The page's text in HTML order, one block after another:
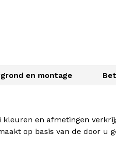
en montage
en afmetingen
op basis van de door u